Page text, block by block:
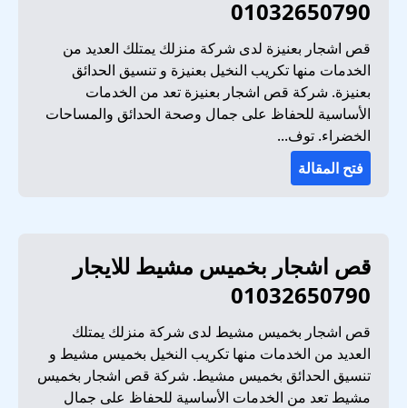
01032650790
قص اشجار بعنيزة لدى شركة منزلك يمتلك العديد من
الخدمات منها تكريب النخيل بعنيزة و تنسيق الحدائق
بعنيزة. شركة قص اشجار بعنيزة تعد من الخدمات
الأساسية للحفاظ على جمال وصحة الحدائق والمساحات
الخضراء. توف...
فتح المقالة
قص اشجار بخميس مشيط للايجار
01032650790
قص اشجار بخميس مشيط لدى شركة منزلك يمتلك
العديد من الخدمات منها تكريب النخيل بخميس مشيط و
تنسيق الحدائق بخميس مشيط. شركة قص اشجار بخميس
مشيط تعد من الخدمات الأساسية للحفاظ على جمال